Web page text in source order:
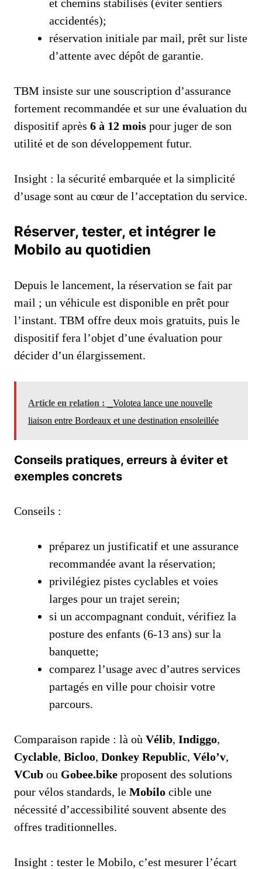
et chemins stabilisés (éviter sentiers
accidentés);
réservation initiale par mail, prêt sur liste
d’attente avec dépôt de garantie.
TBM insiste sur une souscription d’assurance
fortement recommandée et sur une évaluation du
dispositif après 6 à 12 mois pour juger de son
utilité et de son développement futur.
Insight : la sécurité embarquée et la simplicité
d’usage sont au cœur de l’acceptation du service.
Réserver, tester, et intégrer le
Mobilo au quotidien
Depuis le lancement, la réservation se fait par
mail ; un véhicule est disponible en prêt pour
l’instant. TBM offre deux mois gratuits, puis le
dispositif fera l’objet d’une évaluation pour
décider d’un élargissement.
Article en relation :
Volotea lance une nouvelle
liaison entre Bordeaux et une destination ensoleillée
Conseils pratiques, erreurs à éviter et
exemples concrets
Conseils :
préparez un justificatif et une assurance
recommandée avant la réservation;
privilégiez pistes cyclables et voies
larges pour un trajet serein;
si un accompagnant conduit, vérifiez la
posture des enfants (6-13 ans) sur la
banquette;
comparez l’usage avec d’autres services
partagés en ville pour choisir votre
parcours.
Comparaison rapide : là où Vélib, Indiggo,
Cyclable, Bicloo, Donkey Republic, Vélo’v,
VCub ou Gobee.bike proposent des solutions
pour vélos standards, le Mobilo cible une
nécessité d’accessibilité souvent absente des
offres traditionnelles.
Insight : tester le Mobilo, c’est mesurer l’écart